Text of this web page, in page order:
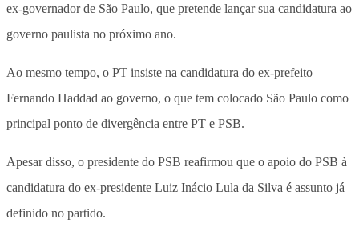
ex-governador de São Paulo, que pretende lançar sua candidatura ao
governo paulista no próximo ano.
Ao mesmo tempo, o PT insiste na candidatura do ex-prefeito
Fernando Haddad ao governo, o que tem colocado São Paulo como
principal ponto de divergência entre PT e PSB.
Apesar disso, o presidente do PSB reafirmou que o apoio do PSB à
candidatura do ex-presidente Luiz Inácio Lula da Silva é assunto já
definido no partido.